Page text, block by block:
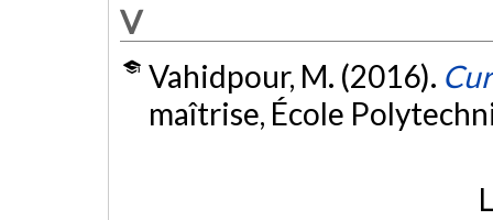
V
Vahidpour, M. (2016).
maîtrise, École